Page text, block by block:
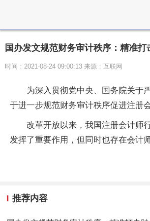
国办发文规范财务审计秩序：精准
时间：2021-08-24 09:00:13 来源：互联网
为深入贯彻党中央、国务院关于
于进一步规范财务审计秩序促进注册
改革开放以来，我国注册会计师
发挥了重要作用，但同时也存在会计
推荐内容